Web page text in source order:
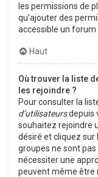
les permissions de
qu’ajouter des
accessible un forum
Haut
Où trouver la liste
les rejoindre ?
Pour consulter la
d’utilisateursdepuis
souhaitez rejoindre
désiré et cliquez sur
groupes ne sont
nécessiter une
peuvent même être